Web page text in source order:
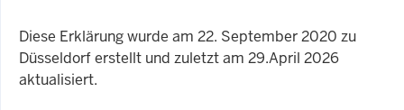
Diese Erklärung wurde am 22. September 2020 zu
Düsseldorf erstellt und zuletzt am 29.April 2026
aktualisiert.